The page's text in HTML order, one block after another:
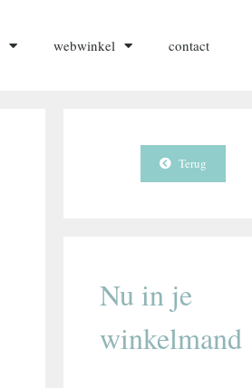
webwinkel contact
Terug
Nu in je
winkelmand